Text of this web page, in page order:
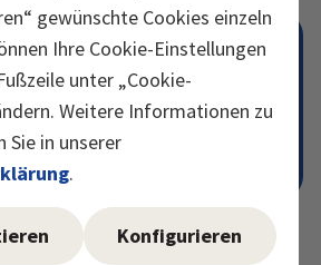
gewünschte Cookies einzeln
Ihre Cookie-Einstellungen
unter „Cookie-
Weitere Informationen zu
Sie in unserer
.
Konfigurieren
TIPP
hergestellt. Diese
Protein als andere
sind gleichzeitig reich an
wie Lysin und
Methionin.